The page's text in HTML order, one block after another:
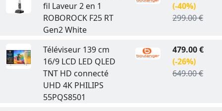
fil Laveur 2 en 1
ROBOROCK F25 RT
Gen2 White
(-40%)
299.00 €
Téléviseur 139 cm
16/9 LCD LED QLED
TNT HD connecté
UHD 4K PHILIPS
55PQS8501
479.00 €
(-26%)
649.00 €